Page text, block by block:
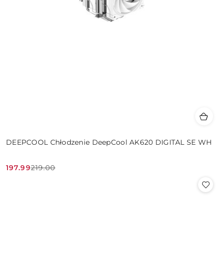
DEEPCOOL Chłodzenie DeepCool AK620 DIGITAL SE WH
Cena
197.99
Cena
219.00